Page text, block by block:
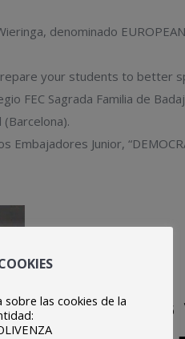
denominado
your students to better
FEC Sagrada Familia de
Junior,
las cookies de la